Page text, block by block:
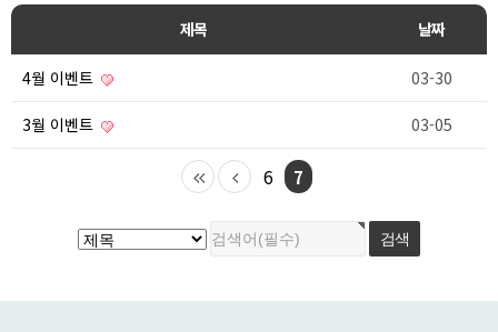
제목 날짜
4월 이벤트 03-30
3월 이벤트 03-05
6 7